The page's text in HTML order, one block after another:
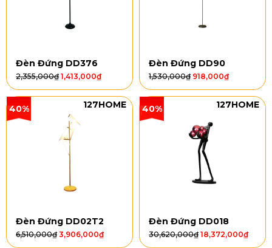
Đèn Đứng DD376
2,355,000₫ 1,413,000₫
Đèn Đứng DD90
1,530,000₫ 918,000₫
40% 127HOME
Đèn Đứng DD02T2
6,510,000₫ 3,906,000₫
40% 127HOME
Đèn Đứng DD018
30,620,000₫ 18,372,000₫